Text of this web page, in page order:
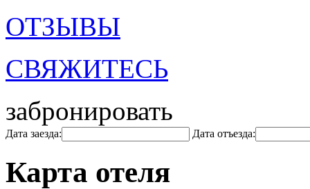
ОТЗЫВЫ
СВЯЖИТЕСЬ
забронировать
Дата заезда: Дата отъезда:
Карта отеля